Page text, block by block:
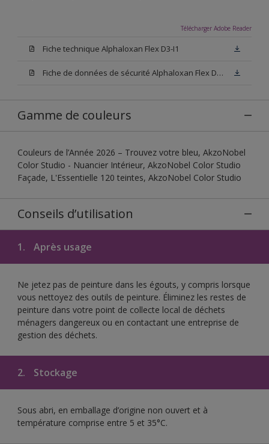
Télécharger Adobe Reader
Fiche technique Alphaloxan Flex D3-I1
Fiche de données de sécurité Alphaloxan Flex D3-I1
Gamme de couleurs
Couleurs de l’Année 2026 – Trouvez votre bleu, AkzoNobel
Color Studio - Nuancier Intérieur, AkzoNobel Color Studio
Façade, L'Essentielle 120 teintes, AkzoNobel Color Studio
Conseils d’utilisation
1. Après usage
Ne jetez pas de peinture dans les égouts, y compris lorsque
vous nettoyez des outils de peinture. Éliminez les restes de
peinture dans votre point de collecte local de déchets
ménagers dangereux ou en contactant une entreprise de
gestion des déchets.
2. Stockage
Sous abri, en emballage d’origine non ouvert et à
température comprise entre 5 et 35°C.